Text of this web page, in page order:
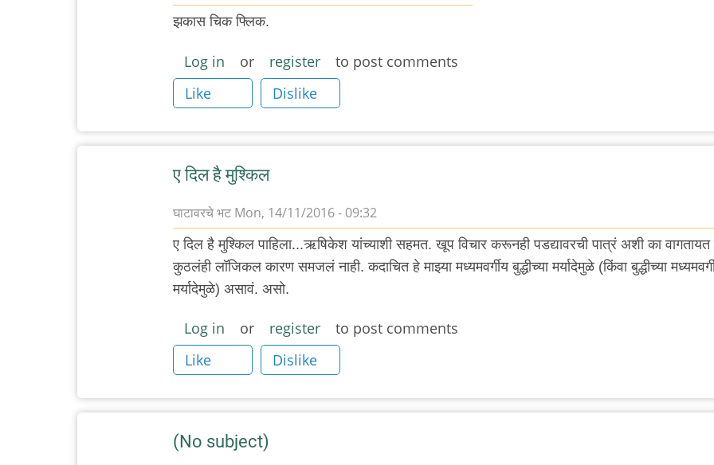
झकास चिक फ्लिक.
Log in or register
to post comments
Like
Dislike
ए दिल है मुश्किल
घाटावरचे भट Mon, 14/11/2016 - 09:32
ए दिल है मुश्किल पाहिला...ऋषिकेश यांच्याशी सहमत. खूप विचार करूनही पडद्यावरची पात्रं अशी का वागतायत
कुठलंही लॉजिकल कारण समजलं नाही. कदाचित हे माझ्या मध्यमवर्गीय बुद्धीच्या मर्यादेमुळे (किंवा बुद्धीच्या
मर्यादेमुळे) असावं. असो.
Log in or register
to post comments
Like
Dislike
(No subject)